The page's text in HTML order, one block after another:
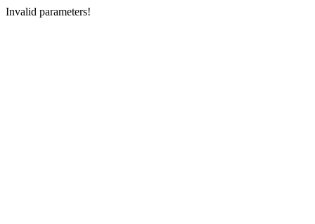
Invalid parameters!